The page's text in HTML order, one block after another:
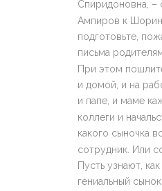
Спиридоновна, –
Ампиров к
подготовьте,
письма
При этом
и домой, и на
и папе, и маме
коллеги и
какого сыночка
сотрудник. Или
Пусть узнают,
гениальный